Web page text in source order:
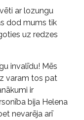
ar lozungu
dod mums tik
uz redzes
invalīdu! Mēs
varam tos pat
ir
bija Helena
nevarēja arī